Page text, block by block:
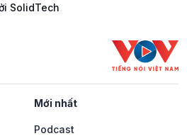
SolidTech
Mới nhất
Podcast